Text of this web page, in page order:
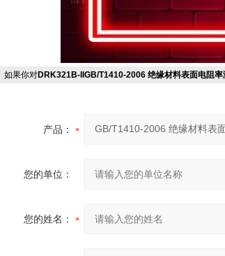
如果你对DRK321B-IIGB/T1410-2006 绝缘材料表面电阻率
产品：
您的单位：
您的姓名：